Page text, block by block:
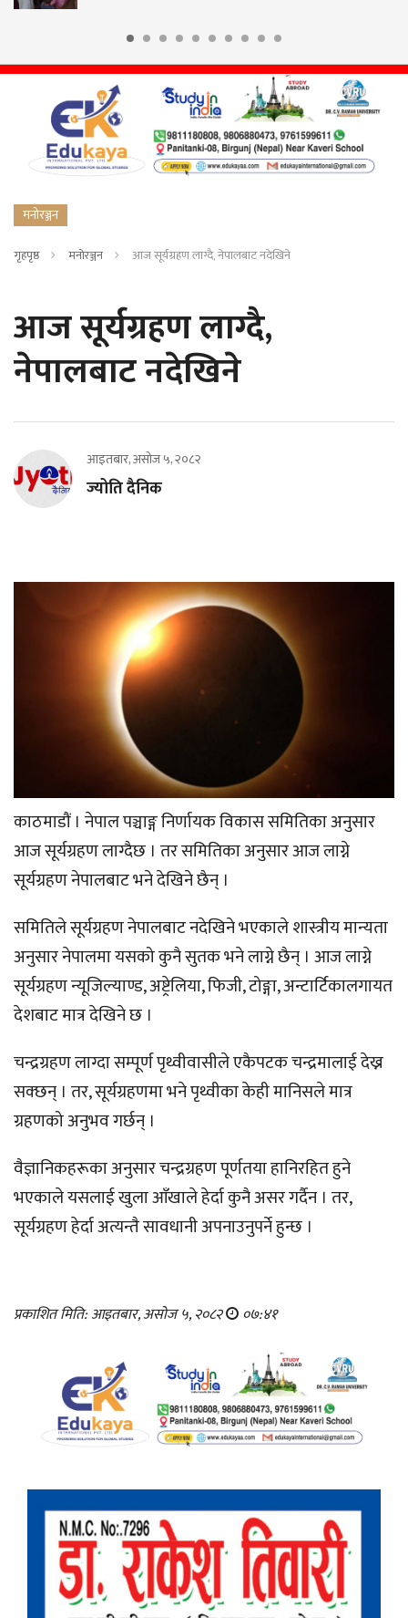
मनोरञ्जन
गृहपृष्ठ मनोरञ्जन आज सूर्यग्रहण लाग्दै, नेपालबाट नदेखिने
आज सूर्यग्रहण लाग्दै,
नेपालबाट नदेखिने
आइतबार, असोज ५, २०८२
ज्योति दैनिक
काठमाडौं । नेपाल पञ्चाङ्ग निर्णायक विकास समितिका अनुसार
आज सूर्यग्रहण लाग्दैछ । तर समितिका अनुसार आज लाग्ने
सूर्यग्रहण नेपालबाट भने देखिने छैन् ।
समितिले सूर्यग्रहण नेपालबाट नदेखिने भएकाले शास्त्रीय मान्यता
अनुसार नेपालमा यसको कुनै सुतक भने लाग्ने छैन् । आज लाग्ने
सूर्यग्रहण न्यूजिल्याण्ड, अष्ट्रेलिया, फिजी, टोङ्गा, अन्टार्टिकालगायत
देशबाट मात्र देखिने छ ।
चन्द्रग्रहण लाग्दा सम्पूर्ण पृथ्वीवासीले एकैपटक चन्द्रमालाई देख्न
सक्छन् । तर, सूर्यग्रहणमा भने पृथ्वीका केही मानिसले मात्र
ग्रहणको अनुभव गर्छन् ।
वैज्ञानिकहरूका अनुसार चन्द्रग्रहण पूर्णतया हानिरहित हुने
भएकाले यसलाई खुला आँखाले हेर्दा कुनै असर गर्दैन । तर,
सूर्यग्रहण हेर्दा अत्यन्तै सावधानी अपनाउनुपर्ने हुन्छ ।
प्रकाशित मिति: आइतबार, असोज ५, २०८२ ०७:४१